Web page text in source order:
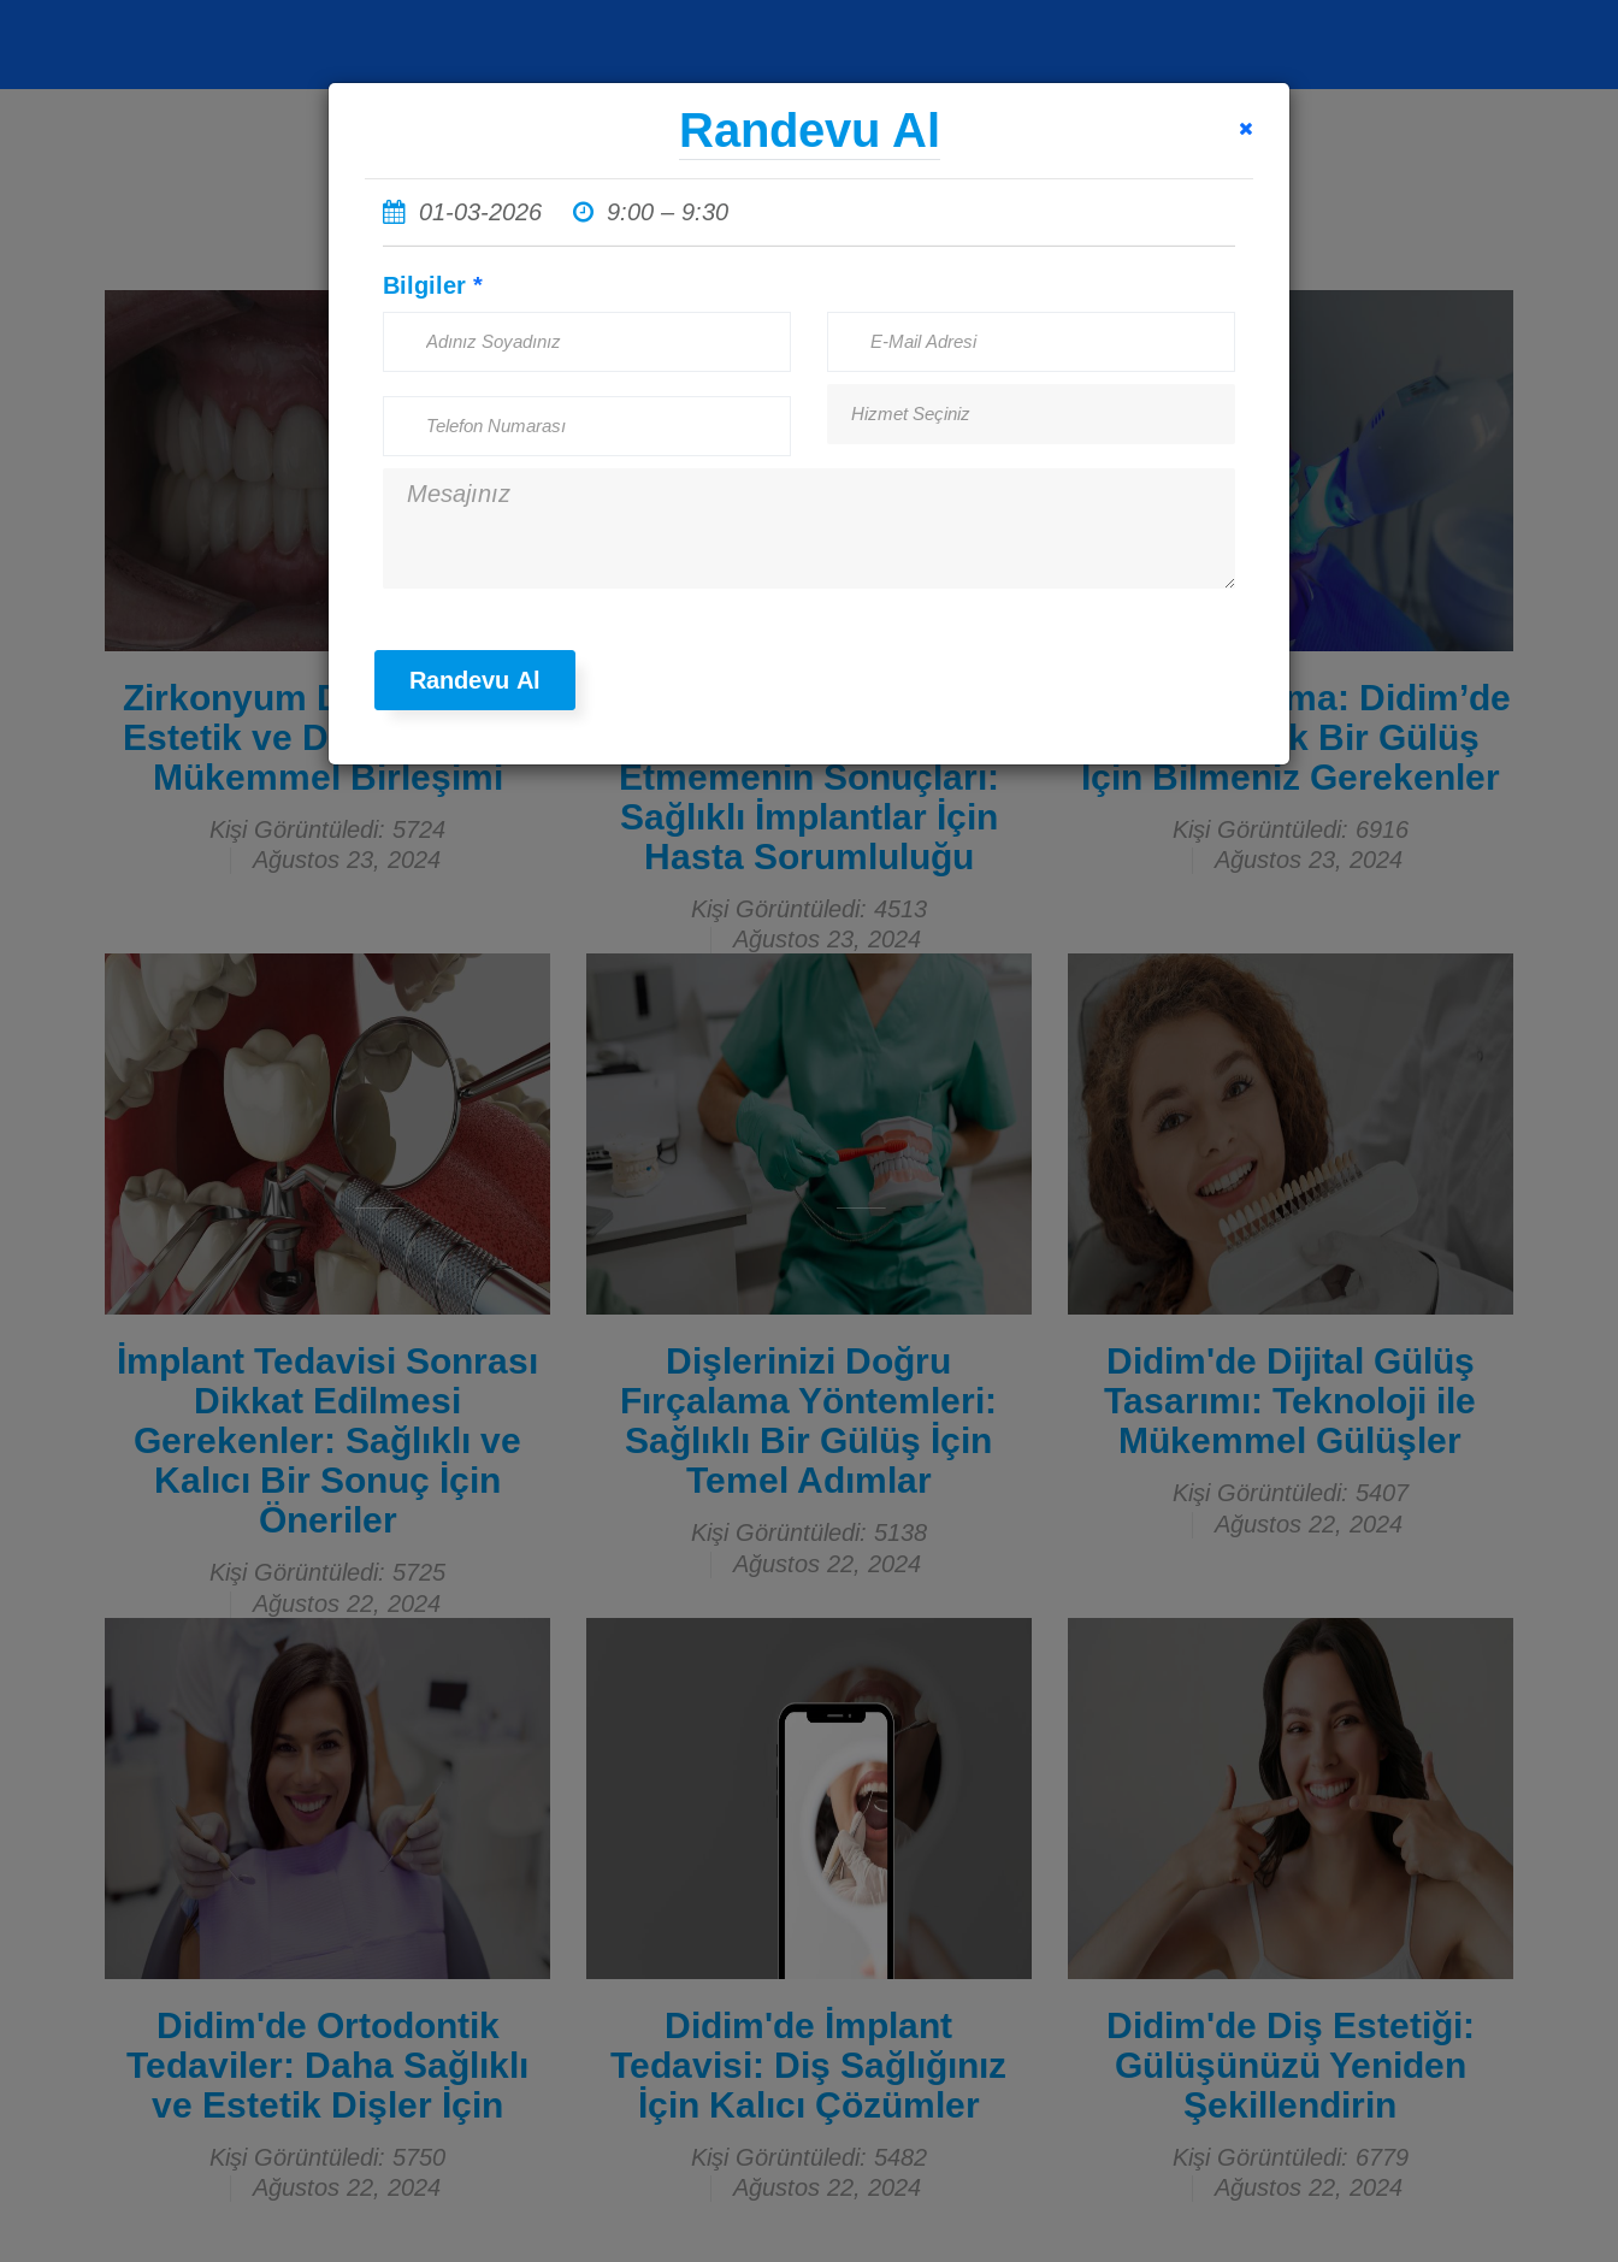
Haberler
Zirkonyum Diş Kronları:
Estetik ve Dayanıklılığın
Mükemmel Birleşimi
Kişi Görüntüledi: 5724
Ağustos 23, 2024
Etmemenin Sonuçları:
Sağlıklı İmplantlar İçin
Hasta Sorumluluğu
Kişi Görüntüledi: 4513
Ağustos 23, 2024
Diş Beyazlatma: Didim’de
Daha Parlak Bir Gülüş
İçin Bilmeniz Gerekenler
Kişi Görüntüledi: 6916
Ağustos 23, 2024
İmplant Tedavisi Sonrası
Dikkat Edilmesi
Gerekenler: Sağlıklı ve
Kalıcı Bir Sonuç İçin
Öneriler
Kişi Görüntüledi: 5725
Ağustos 22, 2024
Dişlerinizi Doğru
Fırçalama Yöntemleri:
Sağlıklı Bir Gülüş İçin
Temel Adımlar
Kişi Görüntüledi: 5138
Ağustos 22, 2024
Didim'de Dijital Gülüş
Tasarımı: Teknoloji ile
Mükemmel Gülüşler
Kişi Görüntüledi: 5407
Ağustos 22, 2024
Didim'de Ortodontik
Tedaviler: Daha Sağlıklı
ve Estetik Dişler İçin
Kişi Görüntüledi: 5750
Ağustos 22, 2024
Didim'de İmplant
Tedavisi: Diş Sağlığınız
İçin Kalıcı Çözümler
Kişi Görüntüledi: 5482
Ağustos 22, 2024
Didim'de Diş Estetiği:
Gülüşünüzü Yeniden
Şekillendirin
Kişi Görüntüledi: 6779
Ağustos 22, 2024
Randevu Al
01-03-2026 9:00 – 9:30
Bilgiler *
Randevu Al